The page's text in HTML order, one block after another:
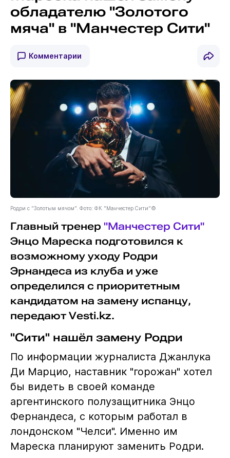
обладателю "Золотого
мяча" в "Манчестер Сити"
Комментарии
Родри с "Золотым мячом". Фото: ФК "Манчестер Сити"©
Главный тренер "Манчестер Сити"
Энцо Мареска подготовился к
возможному уходу Родри
Эрнандеса из клуба и уже
определился с приоритетным
кандидатом на замену испанцу,
передают Vesti.kz.
"Сити" нашёл замену Родри
По информации журналиста Джанлука
Ди Марцио, наставник "горожан" хотел
бы видеть в своей команде
аргентинского полузащитника Энцо
Фернандеса, с которым работал в
лондонском "Челси". Именно им
Мареска планируют заменить Родри.